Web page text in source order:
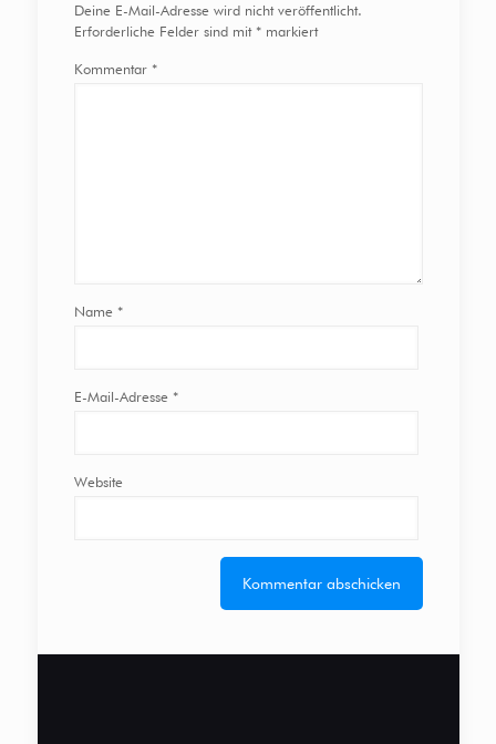
Deine E-Mail-Adresse wird nicht veröffentlicht.
Erforderliche Felder sind mit *markiert
Kommentar *
Name *
E-Mail-Adresse *
Website